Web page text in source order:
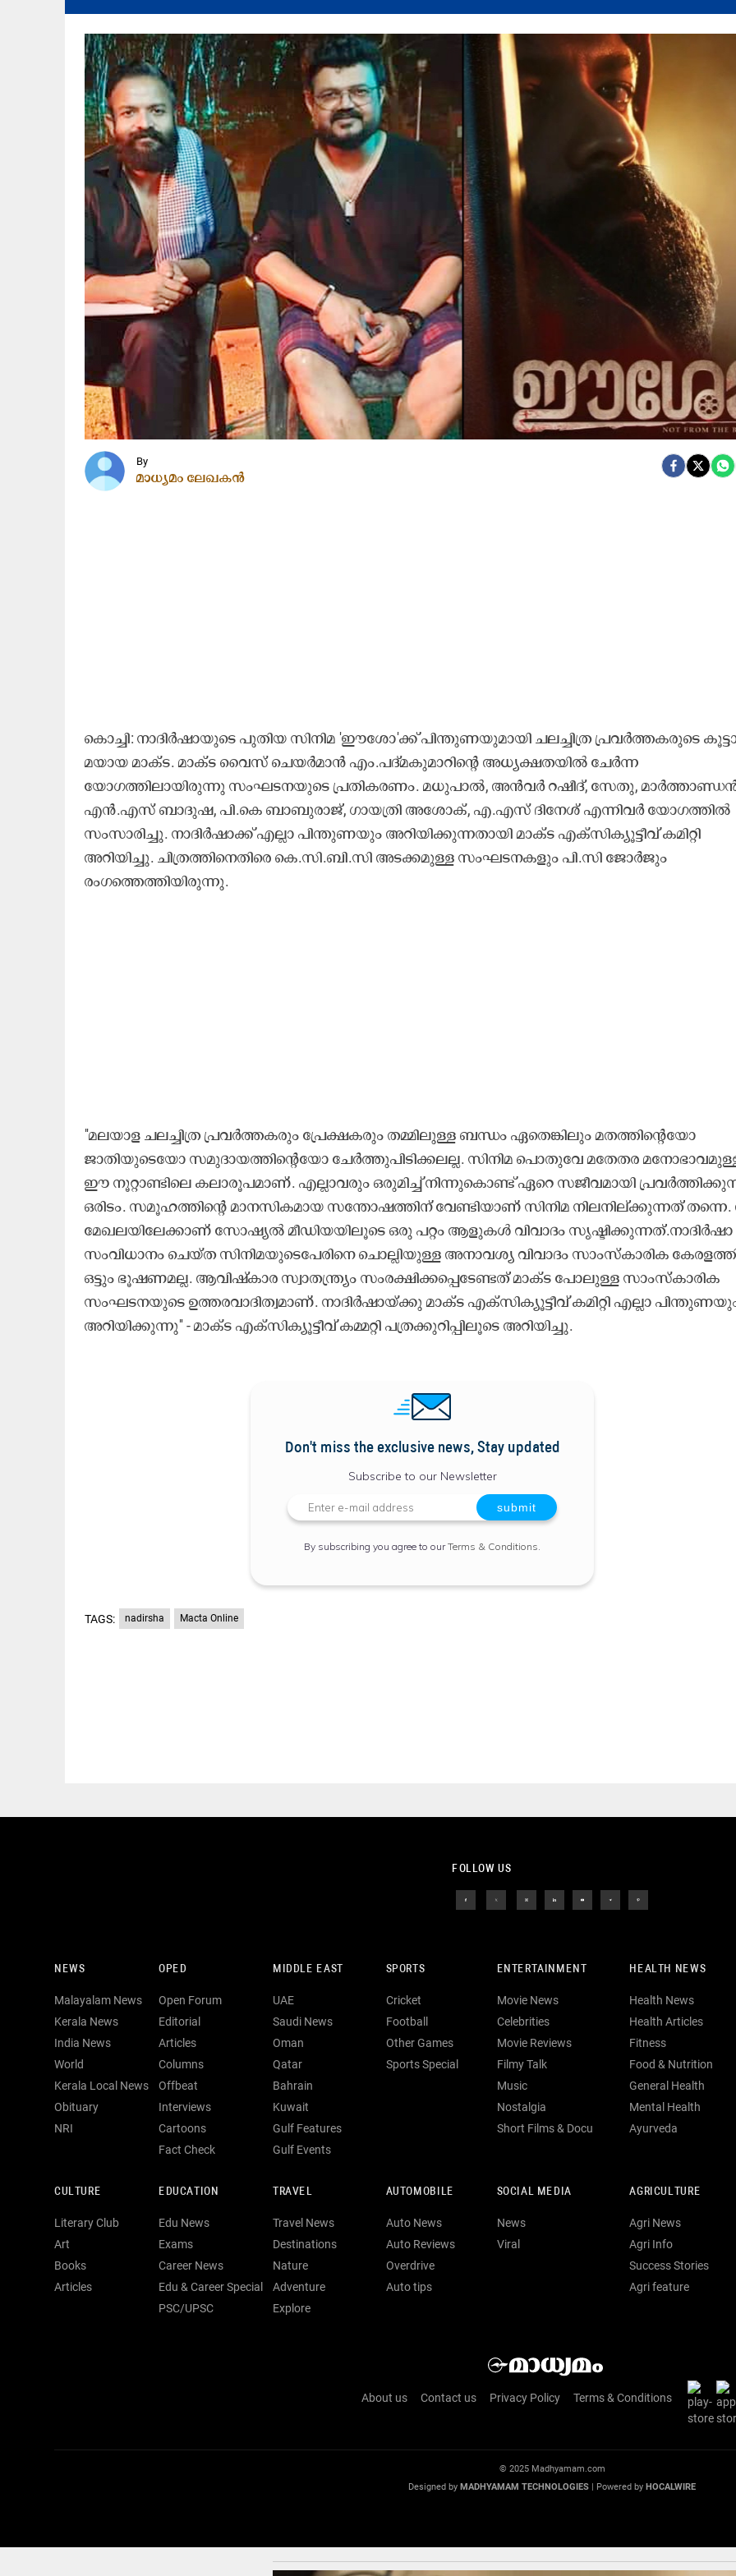
By
മാധ്യമം ലേഖകൻ
കൊച്ചി: നാദിർഷായുടെ പുതിയ സിനിമ 'ഈശോ'ക്ക്​ പിന്തുണയുമായി ചലച്ചിത്ര പ്രവർത്തകരുടെ
മയായ മാക്​ട. മാക്​ട വൈസ്​ ചെയർമാൻ എം.പദ്​മകുമാറിന്‍റെ അധ്യക്ഷതയിൽ ചേർന്ന
യോഗത്തിലായിരുന്നു സംഘടനയുടെ പ്രതികരണം. മധുപാൽ, അൻവർ റഷീദ്​, സേതു,
എൻ.എസ്​ ബാദുഷ, പി.കെ ബാബുരാജ്​, ഗായത്രി അശോക്​, എ.എസ്​ ദിനേശ്​ എന്നിവർ യോഗത്തിൽ
സംസാരിച്ചു. നാദിർഷാക്ക്​ എല്ലാ പിന്തുണയും അറിയിക്കുന്നതായി മാക്ട എക്സിക്യൂട്ടീവ് കമിറ്റി
അറിയിച്ചു. ചിത്രത്തിനെതി​െര കെ.സി.ബി.സി അടക്കമുള്ള സംഘടനകളും പി.സി ജോർജും
രംഗത്തെത്തിയിരുന്നു.
''മലയാള ചലച്ചിത്ര പ്രവർത്തകരും പ്രേക്ഷകരും തമ്മിലുള്ള ബന്ധം ഏതെങ്കിലും മതത്തിന്‍റെയോ
ജാതിയുടെയോ സമുദായത്തിന്‍റെയോ ചേർത്തുപിടിക്കലല്ല. സിനിമ പൊതുവേ മതേതര
ഈ നൂറ്റാണ്ടിലെ കലാരൂപമാണ്. എല്ലാവരും ഒരുമിച്ച് നിന്നുകൊണ്ട് ഏറെ സജീവമായി
ഒരിടം. സമൂഹത്തിന്റെ മാനസികമായ സന്തോഷത്തിന് വേണ്ടിയാണ് സിനിമ നിലനില്ക്കുന്നത്
മേഖലയിലേക്കാണ് സോഷ്യൽ മീഡിയയിലൂടെ ഒരു പറ്റം ആളുകൾ വിവാദം സൃഷ്ടിക്കുന്നത്.നാദിർഷാ
സംവിധാനം ചെയ്ത സിനിമയുടെപേരിനെ ചൊല്ലിയുള്ള അനാവശ്യ വിവാദം സാംസ്‌കാരിക
ഒട്ടും ഭൂഷണമല്ല. ആവിഷ്കാര സ്വാതന്ത്ര്യം സംരക്ഷിക്കപ്പെടേണ്ടത് മാക്ട പോലുള്ള സാംസ്‌കാരിക
സംഘടനയുടെ ഉത്തരവാദിത്വമാണ്. നാദിർഷായ്ക്കു മാക്ട എക്സിക്യൂട്ടീവ് കമിറ്റി എല്ലാ
അറിയിക്കുന്നു'' - മാക്​ട എക്​സിക്യൂട്ടീവ്​ കമ്മറ്റി പത്രക്കുറിപ്പിലൂടെ അറിയിച്ചു.
Don't miss the exclusive news, Stay updated
Subscribe to our Newsletter
By subscribing you agree to ourTerms & Conditions
TAGS: nadirsha Macta Online
FOLLOW US
NEWS
Malayalam News
Kerala News
India News
World
Kerala Local News
Obituary
NRI
OPED
Open Forum
Editorial
Articles
Columns
Offbeat
Interviews
Cartoons
Fact Check
MIDDLE EAST
UAE
Saudi News
Oman
Qatar
Bahrain
Kuwait
Gulf Features
Gulf Events
SPORTS
Cricket
Football
Other Games
Sports Special
ENTERTAINMENT
Movie News
Celebrities
Movie Reviews
Filmy Talk
Music
Nostalgia
Short Films & Docu
HEALTH NEWS
Health News
Health Articles
Fitness
Food & Nutrition
General Health
Mental Health
Ayurveda
CULTURE
Literary Club
Art
Books
Articles
EDUCATION
Edu News
Exams
Career News
Edu & Career Special
PSC/UPSC
TRAVEL
Travel News
Destinations
Nature
Adventure
Explore
AUTOMOBILE
Auto News
Auto Reviews
Overdrive
Auto tips
SOCIAL MEDIA
News
Viral
AGRICULTURE
Agri News
Agri Info
Success Stories
Agri feature
About us Contact us Privacy Policy Terms & Conditions
© 2025 Madhyamam.com
Designed by MADHYAMAM TECHNOLOGIES | Powered by HOCALWIRE